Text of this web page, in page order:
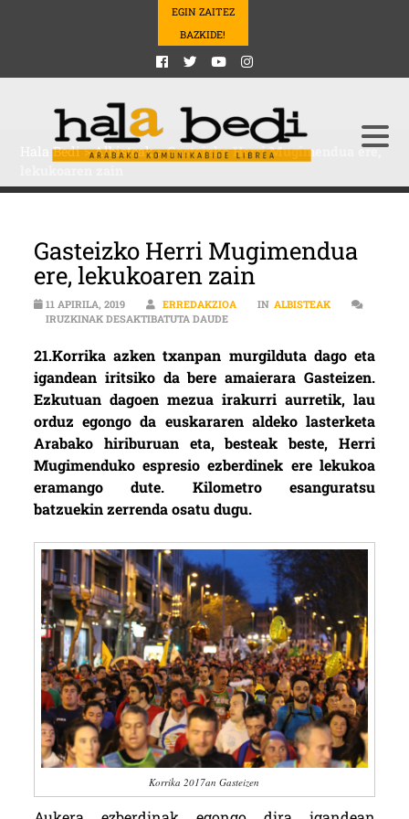
EGIN ZAITEZ
BAZKIDE!
Hala Bedi>Albisteak>Gasteizko Herri Mugimendua ere,
Gasteizko Herri Mugimendua
ere, lekukoaren zain
11 APIRILA, 2019 ERREDAKZIOA IN ALBISTEAK
IRUZKINAK DESAKTIBATUTA DAUDEGASTEIZKO HERRI MUGIMENDUA
21.Korrika azken txanpan murgilduta dago eta
igandean iritsiko da bere amaierara Gasteizen.
Ezkutuan dagoen mezua irakurri aurretik, lau
orduz egongo da euskararen aldeko lasterketa
Arabako hiriburuan eta, besteak beste, Herri
Mugimenduko espresio ezberdinek ere lekukoa
eramango dute. Kilometro esanguratsu
batzuekin zerrenda osatu dugu.
Korrika 2017an Gasteizen